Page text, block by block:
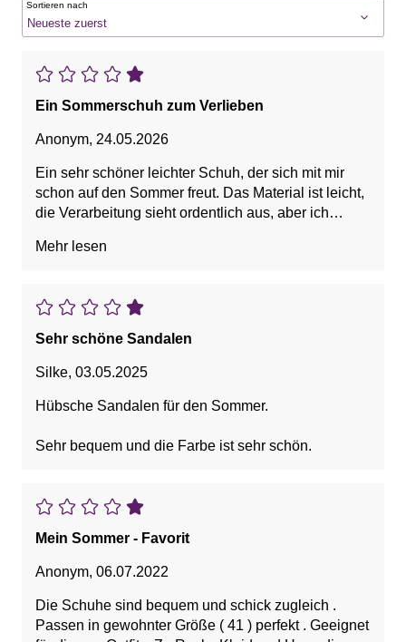
Sortieren nach
Ein Sommerschuh zum Verlieben
Anonym, 24.05.2026
Ein sehr schöner leichter Schuh, der sich mit mir
schon auf den Sommer freut. Das Material ist leicht,
die Verarbeitung sieht ordentlich aus, aber ich
ihn deshalb keinen großen Strapazen aussetzen.
gut sitzt.
Mehr lesen
Sehr schöne Sandalen
Silke, 03.05.2025
Hübsche Sandalen für den Sommer.
Sehr bequem und die Farbe ist sehr schön.
Mein Sommer - Favorit
Anonym, 06.07.2022
Die Schuhe sind bequem und schick zugleich .
Passen in gewohnter Größe ( 41 ) perfekt . Geeignet